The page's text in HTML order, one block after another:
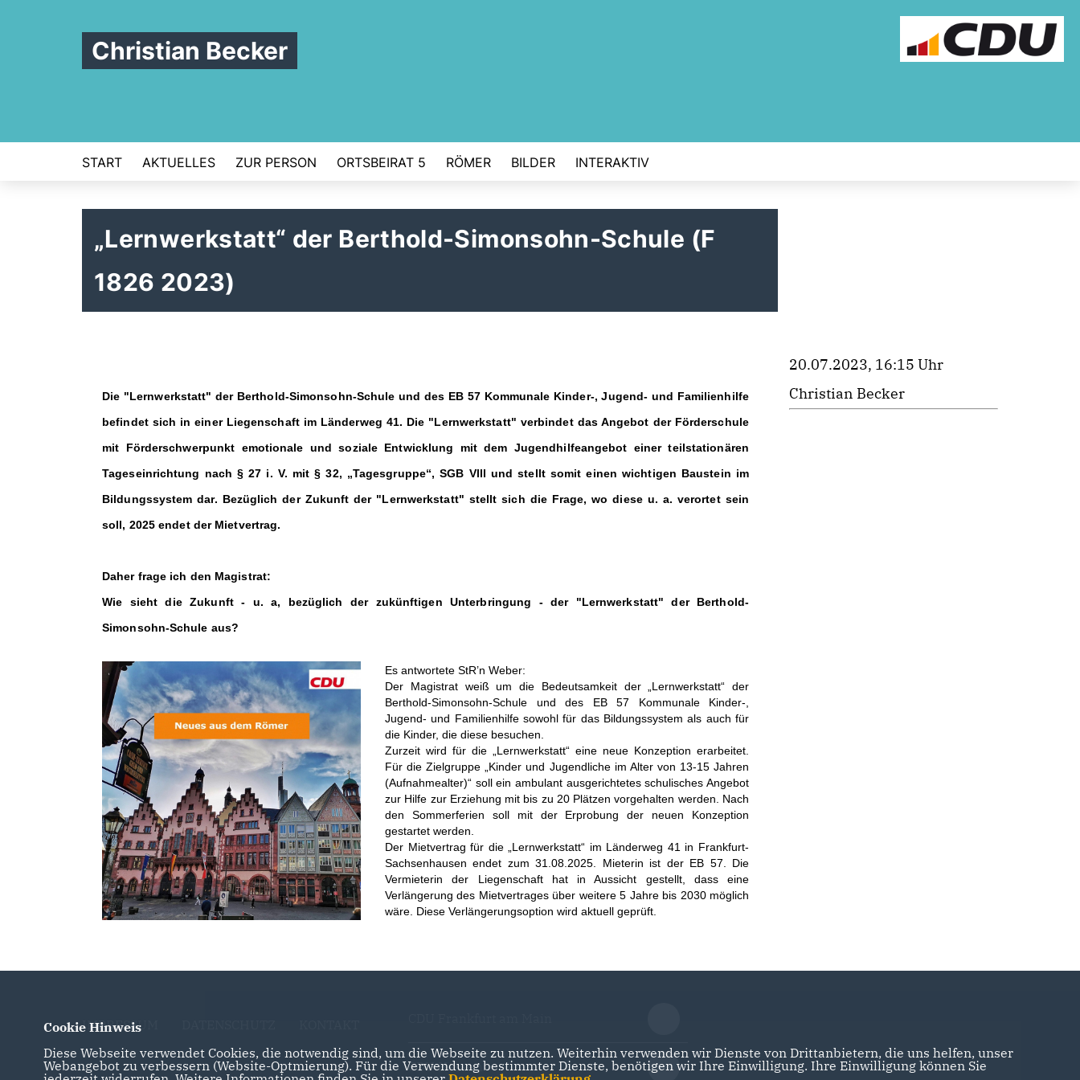
Christian Becker
START AKTUELLES ZUR PERSON ORTSBEIRAT 5 RÖMER BILDER INTERAKTIV
Lernwerkstatt“ der Berthold-Simonsohn-Schule (F
1826 2023)
Die "Lernwerkstatt" der Berthold-Simonsohn-Schule und des EB 57 Kommunale Kinder-, Jugend- und Familienhilfe
befindet sich in einer Liegenschaft im Länderweg 41. Die "Lernwerkstatt" verbindet das Angebot der Förderschule
mit Förderschwerpunkt emotionale und soziale Entwicklung mit dem Jugendhilfeangebot einer teilstationären
Tageseinrichtung nach § 27 i. V. mit § 32, „Tagesgruppe“, SGB Vlll und stellt somit einen wichtigen Baustein im
Bildungssystem dar. Bezüglich der Zukunft der "Lernwerkstatt" stellt sich die Frage, wo diese u. a. verortet sein
soll, 2025 endet der Mietvertrag.
Daher frage ich den Magistrat:
Wie sieht die Zukunft - u. a, bezüglich der zukünftigen Unterbringung - der "Lernwerkstatt" der Berthold-
Simonsohn-Schule aus?
Es antwortete StR’n Weber:
Der Magistrat weiß um die Bedeutsamkeit der „Lernwerkstatt“ der
Berthold-Simonsohn-Schule und des EB 57 Kommunale Kinder-,
Jugend- und Familienhilfe sowohl für das Bildungssystem als auch für
die Kinder, die diese besuchen.
Zurzeit wird für die „Lernwerkstatt“ eine neue Konzeption erarbeitet.
Für die Zielgruppe „Kinder und Jugendliche im Alter von 13-15 Jahren
(Aufnahmealter)“ soll ein ambulant ausgerichtetes schulisches Angebot
zur Hilfe zur Erziehung mit bis zu 20 Plätzen vorgehalten werden. Nach
den Sommerferien soll mit der Erprobung der neuen Konzeption
gestartet werden.
Der Mietvertrag für die „Lernwerkstatt“ im Länderweg 41 in Frankfurt-
Sachsenhausen endet zum 31.08.2025. Mieterin ist der EB 57. Die
Vermieterin der Liegenschaft hat in Aussicht gestellt, dass eine
Verlängerung des Mietvertrages über weitere 5 Jahre bis 2030 möglich
wäre. Diese Verlängerungsoption wird aktuell geprüft.
20.07.2023, 16:15 Uhr
Christian Becker
IMPRESSUM
CDU Hessen
Cookie Hinweis
Diese Webseite verwendet Cookies, die notwendig sind, um die Webseite zu nutzen. Weiterhin verwenden wir Dienste von Drittanbietern, die uns helfen, unser
Webangebot zu verbessern (Website-Optmierung). Für die Verwendung bestimmter Dienste, benötigen wir Ihre Einwilligung. Ihre Einwilligung können Sie